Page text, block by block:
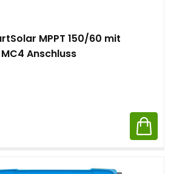
MPPT 150/60 mit
Anschluss